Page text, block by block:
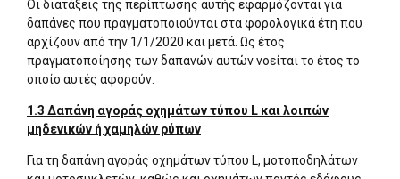
Οι διατάξεις της περίπτωσης αυτής εφαρμόζονται για
δαπάνες που πραγματοποιούνται στα φορολογικά έτη που
αρχίζουν από την 1/1/2020 και μετά. Ως έτος
πραγματοποίησης των δαπανών αυτών νοείται το έτος το
οποίο αυτές αφορούν.
1.3 Δαπάνη αγοράς οχημάτων τύπου L και λοιπών
μηδενικών ή χαμηλών ρύπων
Για τη δαπάνη αγοράς οχημάτων τύπου L, μοτοποδηλάτων